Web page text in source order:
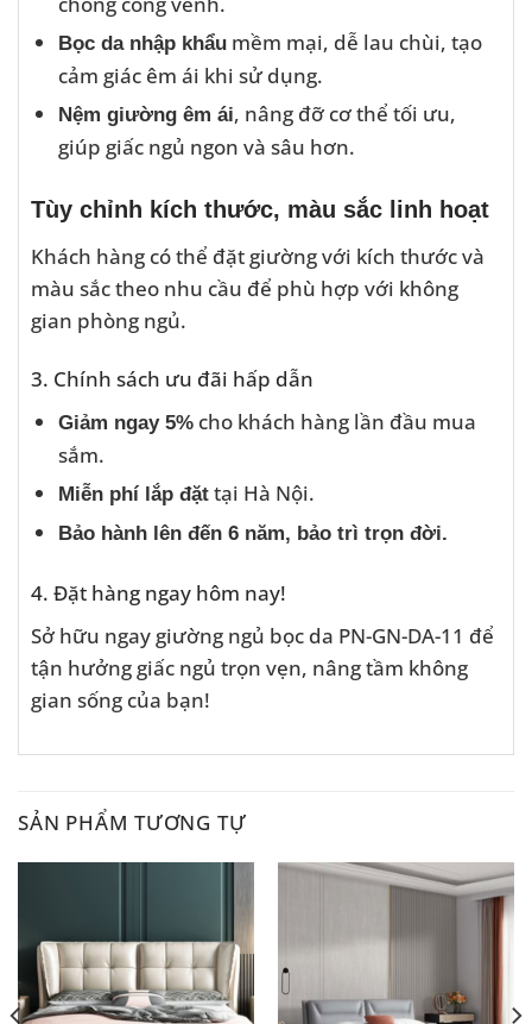
Bọc da nhập khẩumềm mại, dễ lau chùi, tạo
cảm giác êm ái khi sử dụng.
Nệm giường êm ái, nâng đỡ cơ thể tối ưu,
giúp giấc ngủ ngon và sâu hơn.
Tùy chỉnh kích thước, màu sắc linh hoạt
Khách hàng có thể đặt giường với kích thước và
màu sắc theo nhu cầu để phù hợp với không
gian phòng ngủ.
3. Chính sách ưu đãi hấp dẫn
Giảm ngay 5%cho khách hàng lần đầu mua
sắm.
Miễn phí lắp đặttại Hà Nội.
Bảo hành lên đến 6 năm, bảo trì trọn đời.
4. Đặt hàng ngay hôm nay!
Sở hữu ngay giường ngủ bọc da PN-GN-DA-11 để
tận hưởng giấc ngủ trọn vẹn, nâng tầm không
gian sống của bạn!
SẢN PHẨM TƯƠNG TỰ